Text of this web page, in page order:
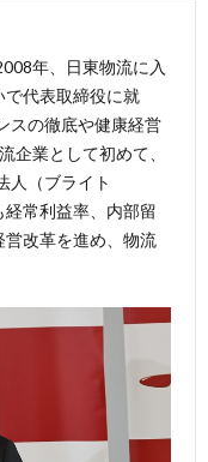
年、日東物流に入
代表取締役に就
スの徹底や健康経営
企業として初めて、
人（ブライト
常利益率、内部留
改革を進め、物流